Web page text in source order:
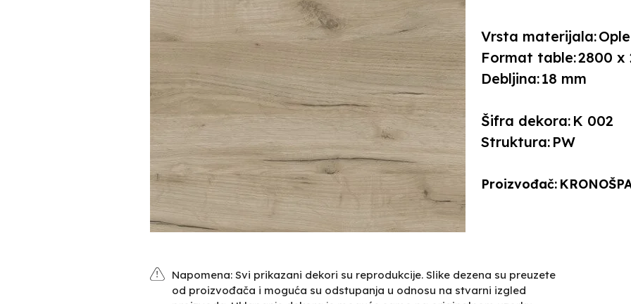
Napomena: Svi prikazani dekori su reprodukcije. Slike dezena su preuzete
od proizvođača i moguća su odstupanja u odnosu na stvarni izgled
Debljina:18 mm
Format table:2800 x
Šifra dekora: K 002
Struktura: PW
Vrsta materijala:
Proizvođač: